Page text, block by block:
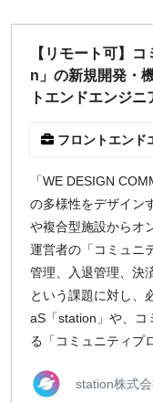
【リモート可】
n」の新規開発・
トエンドエンジニ
フロントエンド
「WE DESIGN
の多様性をデザイン
や複合型施設からオ
運営者の「コミュニ
管理、入退管理、決
という課題に対し、
aS「station」や、コ
る「コミュニティプ
station株式